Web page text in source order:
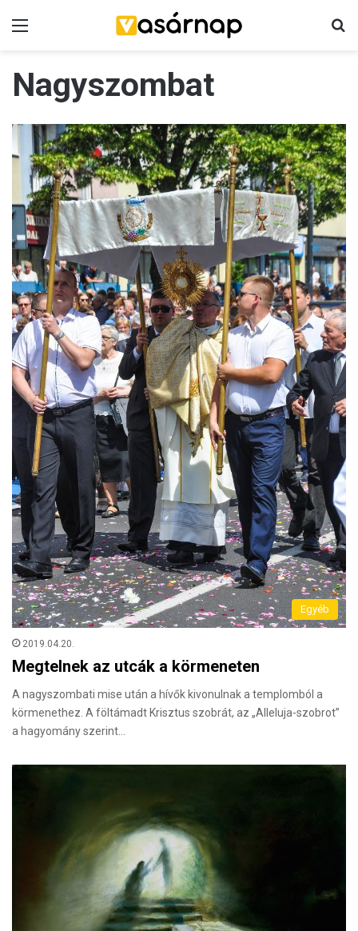
Nagyszombat
Egyéb
2019.04.20.
Megtelnek az utcák a körmeneten
A nagyszombati mise után a hívők kivonulnak a templomból a
körmenethez. A föltámadt Krisztus szobrát, az „Alleluja-szobrot”
a hagyomány szerint…